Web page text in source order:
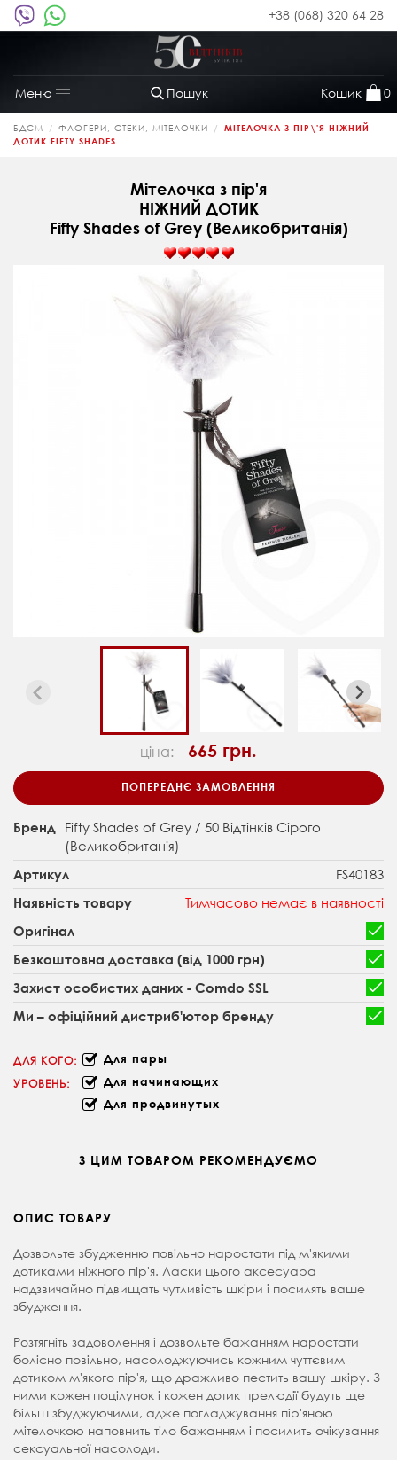
+38 (068) 320 64 28
Пошук Кошик 0
Меню
Toggle
navigation
БДСМ ФЛОГЕРИ, СТЕКИ, МІТЕЛОЧКИ
МІТЕЛОЧКА З ПІР\'Я НІЖНИЙ
ДОТИК FIFTY SHADES...
Мітелочка з пір'я
НІЖНИЙ ДОТИК
Fifty Shades of Grey (Великобританія)
ціна: 665 грн.
ПОПЕРЕДНЄ ЗАМОВЛЕННЯ
Бренд
Fifty Shades of Grey / 50 Відтінків Сірого
(Великобританія)
Артикул FS40183
Наявність товару Тимчасово немає в наявності
Оригінал
Безкоштовна доставка (від 1000 грн)
Захист особистих даних - Comdo SSL
Ми – офіційний дистриб'ютор бренду
ДЛЯ КОГО: Для пары
УРОВЕНЬ:
Для начинающих
Для продвинутых
З ЦИМ ТОВАРОМ РЕКОМЕНДУЄМО
ОПИС ТОВАРУ
Дозвольте збудженню повільно наростати під м'якими
дотиками ніжного пір'я. Ласки цього аксесуара
надзвичайно підвищать чутливість шкіри і посилять ваше
збудження.
Розтягніть задоволення і дозвольте бажанням наростати
болісно повільно, насолоджуючись кожним чуттєвим
дотиком м'якого пір'я, що дражливо пестить вашу шкіру. З
ними кожен поцілунок і кожен дотик прелюдії будуть ще
більш збуджуючими, адже погладжування пір'яною
мітелочкою наповнить тіло бажанням і посилить очікування
сексуальної насолоди.